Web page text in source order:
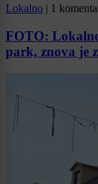
Lokalno 1
FOTO:
park, znova je